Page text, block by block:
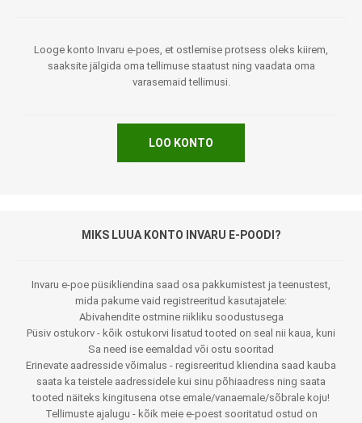
Looge konto Invaru e-poes, et ostlemise protsess oleks kiirem,
saaksite jälgida oma tellimuse staatust ning vaadata oma
varasemaid tellimusi.
LOO KONTO
MIKS LUUA KONTO INVARU E-POODI?
Invaru e-poe püsikliendina saad osa pakkumistest ja teenustest,
mida pakume vaid registreeritud kasutajatele:
Abivahendite ostmine riikliku soodustusega
Püsiv ostukorv - kõik ostukorvi lisatud tooted on seal nii kaua, kuni
Sa need ise eemaldad või ostu sooritad
Erinevate aadresside võimalus - regisreeritud kliendina saad kauba
saata ka teistele aadressidele kui sinu põhiaadress ning saata
tooted näiteks kingitusena otse emale/vanaemale/sõbrale koju!
Tellimuste ajalugu - kõik meie e-poest sooritatud ostud on